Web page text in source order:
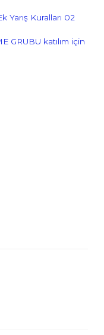
Yarış Kuralları 02
GRUBU katılım için